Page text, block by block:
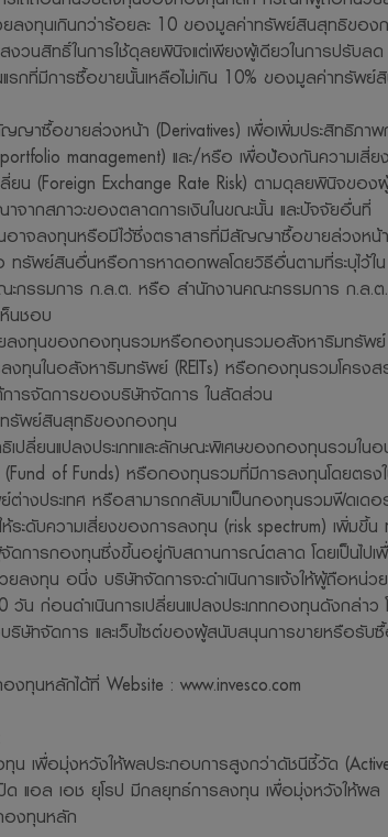
ลงทุนเกินกว่าร้อยละ 10 ของมูลค่าทรัพย์สินสุทธิของ
วนสิทธิ์ในการใช้ดุลยพินิจแต่เพียงผู้เดียวในการปรับลด
รกที่มีการซื้อขายนั้นเหลือไม่เกิน 10% ของมูลค่าทรัพย์
ญาซื้อขายล่วงหน้า (Derivatives) เพื่อเพิ่มประสิทธิภาพ
management) และ/หรือ เพื่อป้องกันความเสี่ยง
ยน (Foreign Exchange Rate Risk) ตามดุลยพินิจของ
ากสภาวะของตลาดการเงินในขณะนั้น และปัจจัยอื่นที่
าจลงทุนหรือมีไว้ซึ่งตราสารที่มีสัญญาซื้อขายล่วงหน้
ทรัพย์สินอื่นหรือการหาดอกผลโดยวิธีอื่นตามที่ระบุไว้ใน
ะกรรมการ ก.ล.ต. หรือ สำนักงานคณะกรรมการ ก.ล.ต.
นชอบ
ลงทุนของกองทุนรวมหรือกองทุนรวมอสังหาริมทรัพย์
ทุนในอสังหาริมทรัพย์ (REITs) หรือกองทุนรวมโครงส
ารจัดการของบริษัทจัดการ ในสัดส่วน
ทรัพย์สินสุทธิของกองทุน
ลี่ยนแปลงประเภทและลักษณะพิเศษของกองทุนรวมใน
of Funds) หรือกองทุนรวมที่มีการลงทุนโดยตรง
างประเทศ หรือสามารถกลับมาเป็นกองทุนรวมฟีดเดอ
ห้ระดับความเสี่ยงของการลงทุน (risk spectrum) เพิ่มขึ้
ดการกองทุนซึ่งขึ้นอยู่กับสถานการณ์ตลาด โดยเป็นไปเ
ลงทุน อนึ่ง บริษัทจัดการจะดำเนินการแจ้งให้ผู้ถือหน่ว
น ก่อนดำเนินการเปลี่ยนแปลงประเภทกองทุนดังกล่าว
บริษัทจัดการ และเว็บไซต์ของผู้สนับสนุนการขายหรือรับ
นหลักได้ที่ Website : www.invesco.com
เพื่อมุ่งหวังให้ผลประกอบการสูงกว่าดัชนีชี้วัด
ด แอล เอช ยุโรป มีกลยุทธ์การลงทุน เพื่อมุ่งหวังให้ผล
องทุนหลัก